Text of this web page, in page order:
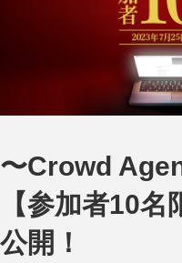
〜Crowd
【参加者10
公開！